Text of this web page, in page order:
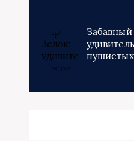
пушистых